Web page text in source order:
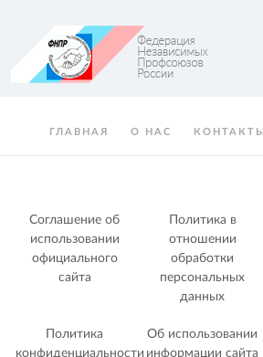
ГЛАВНАЯ О НАС КОНТАКТЫ
Соглашение об
использовании
официального
сайта
Политика в
отношении
обработки
персональных
данных
Политика
конфиденциальности
Об использовании
информации сайта